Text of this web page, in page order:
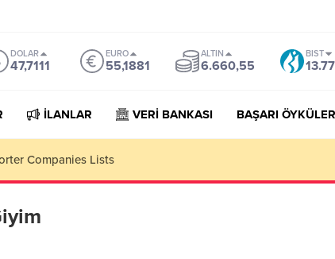
DOLAR
47,7111
EURO
55,1881
ALTIN
6.660,55
BIST
İLANLAR VERİ BANKASI BAŞARI
Companies Lists